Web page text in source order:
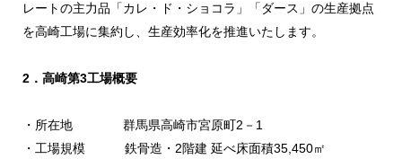
レートの主力品「カレ・ド・ショコラ」「ダース」の生産拠点
を高崎工場に集約し、生産効率化を推進いたします。
2．高崎第3工場概要
・所在地 群馬県高崎市宮原町2－1
・工場規模 鉄骨造・2階建 延べ床面積35,450㎡